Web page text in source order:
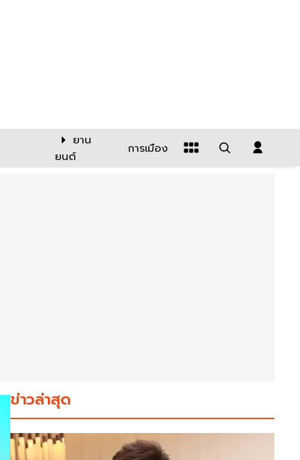
ยาน
ยนต์
การเมือง
ข่าวล่าสุด